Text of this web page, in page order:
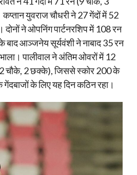
युवराज चौधरी ने 27 गेंदों में 52
ने ओपनिंग पार्टनरशिप में 108 रन
आञ्जनेय सूर्यवंशी ने नाबाद 35 रन
पालीवाल ने अंतिम ओवरों में 12
(2 चौके, 2 छक्के), जिससे स्कोर 200 के
के लिए यह दिन कठिन रहा।